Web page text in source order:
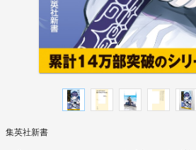
集英社新書